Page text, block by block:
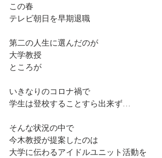
この春
テレビ朝日を早期退職
第二の人生に選んだのが
大学教授
ところが
いきなりのコロナ禍で
学生は登校することすら出来ず…
そんな状況の中で
今木教授が提案したのは
大学に伝わるアイドルユニット活動を